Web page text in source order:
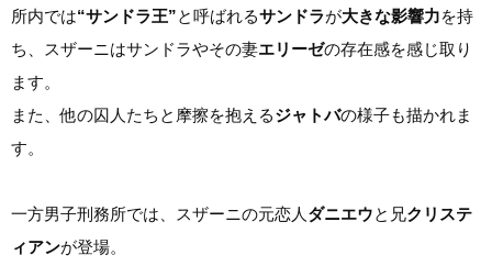
所内では“サンドラ王”と呼ばれるサンドラが大きな影響力を持
ち、スザーニはサンドラやその妻エリーゼの存在感を感じ取り
ます。
また、他の囚人たちと摩擦を抱えるジャトバの様子も描かれま
す。
一方男子刑務所では、スザーニの元恋人 ダニエウと兄クリステ
ィアンが登場。